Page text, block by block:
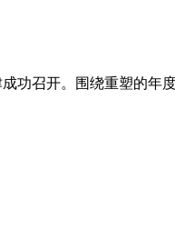
功召开。围绕重塑的年